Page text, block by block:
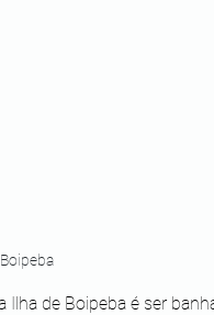
Ilha de Boipeba é ser